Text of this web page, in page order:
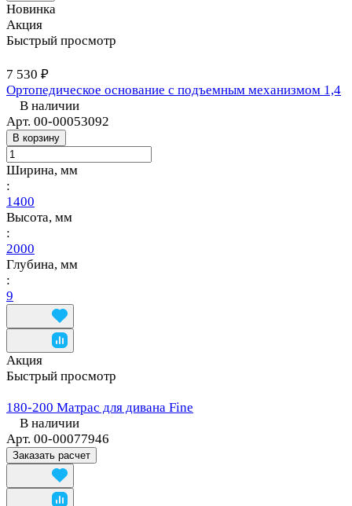
Новинка
Акция
Быстрый просмотр
7 530 ₽
Ортопедическое основание с подъемным механизмом 1,4
В наличии
Арт. 00-00053092
В корзину
Ширина, мм
:
1400
Высота, мм
:
2000
Глубина, мм
:
9
Акция
Быстрый просмотр
180-200 Матрас для дивана Fine
В наличии
Арт. 00-00077946
Заказать расчет